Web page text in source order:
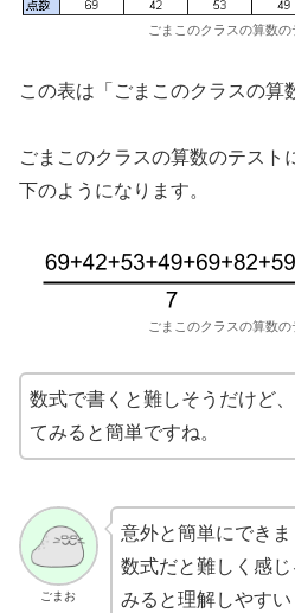
ごまこのクラスの算数
この表は「ごまこのクラスの算
ごまこのクラスの算数のテスト
下のようになります。
ごまこのクラスの算数
数式で書くと難しそうだけど
てみると簡単ですね。
ごまお
意外と簡単にできま
数式だと難しく感
みると理解しやす